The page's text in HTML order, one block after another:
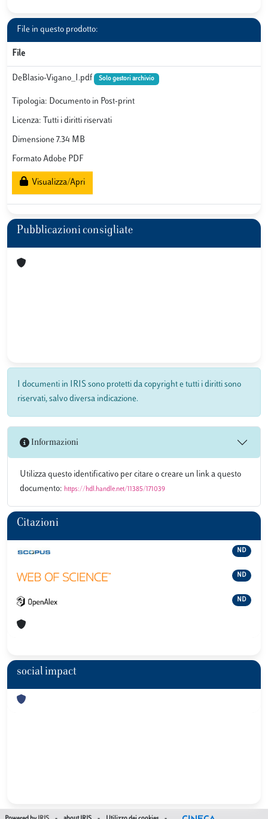
File in questo prodotto:
File
DeBlasio-Vigano_I.pdf Solo gestori archivio
Tipologia: Documento in Post-print
Licenza: Tutti i diritti riservati
Dimensione 7.34 MB
Formato Adobe PDF
Visualizza/Apri
Pubblicazioni consigliate
I documenti in IRIS sono protetti da copyright e tutti i diritti sono
riservati, salvo diversa indicazione.
Informazioni
Utilizza questo identificativo per citare o creare un link a questo
documento: https://hdl.handle.net/11385/171039
Citazioni
ND
ND
ND
social impact